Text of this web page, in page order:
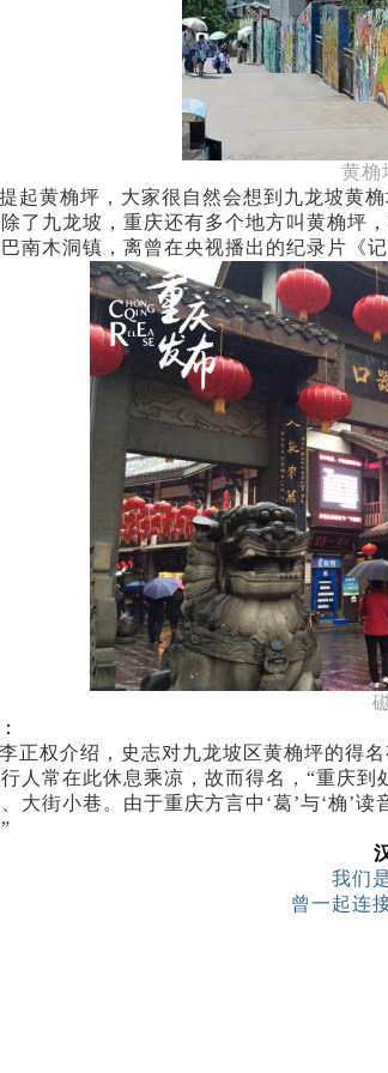
黄桷
提起黄桷坪，大家很自然会想到九龙坡黄
了九龙坡，重庆还有多个地方叫黄桷坪
南木洞镇，离曾在央视播出的纪录片《
李正权介绍，史志对九龙坡区黄桷坪的得
人常在此休息乘凉，故而得名， “重庆到
大街小巷。由于重庆方言中‘葛’与‘桷’
我们
曾一起连